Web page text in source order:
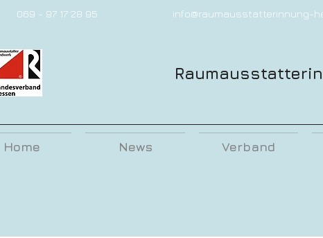
069 - 97 17 28 95 info@raumausstatterinnung-
Menü
Home News Verband